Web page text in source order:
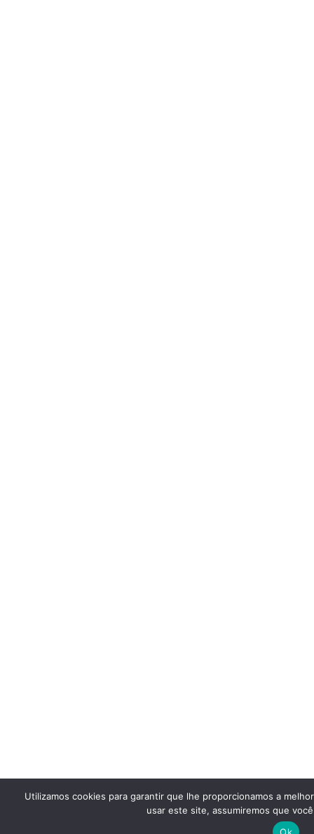
Utilizamos cookies para garantir que lhe proporcionamos a
usar este site, assumiremos que
Ok